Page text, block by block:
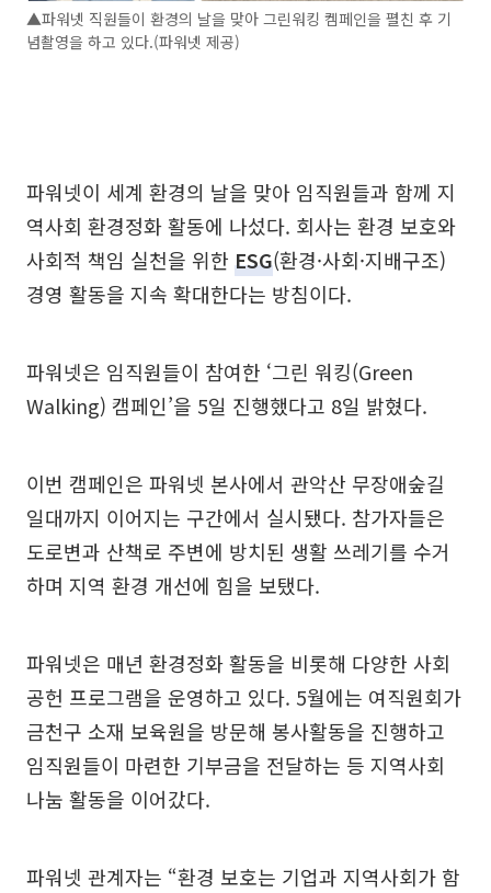
▲파워넷 직원들이 환경의 날을 맞아 그린워킹 켐페인을 펼친 후 기
념촬영을 하고 있다.(파워넷 제공)
파워넷이 세계 환경의 날을 맞아 임직원들과 함께 지
역사회 환경정화 활동에 나섰다. 회사는 환경 보호와
사회적 책임 실천을 위한 ESG(환경·사회·지배구조)
경영 활동을 지속 확대한다는 방침이다.
파워넷은 임직원들이 참여한 ‘그린 워킹(Green
Walking) 캠페인’을 5일 진행했다고 8일 밝혔다.
이번 캠페인은 파워넷 본사에서 관악산 무장애숲길
일대까지 이어지는 구간에서 실시됐다. 참가자들은
도로변과 산책로 주변에 방치된 생활 쓰레기를 수거
하며 지역 환경 개선에 힘을 보탰다.
파워넷은 매년 환경정화 활동을 비롯해 다양한 사회
공헌 프로그램을 운영하고 있다. 5월에는 여직원회가
금천구 소재 보육원을 방문해 봉사활동을 진행하고
임직원들이 마련한 기부금을 전달하는 등 지역사회
나눔 활동을 이어갔다.
파워넷 관계자는 “환경 보호는 기업과 지역사회가 함